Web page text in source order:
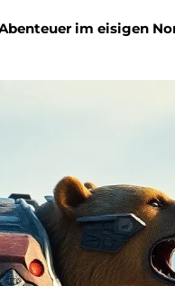
im eisigen